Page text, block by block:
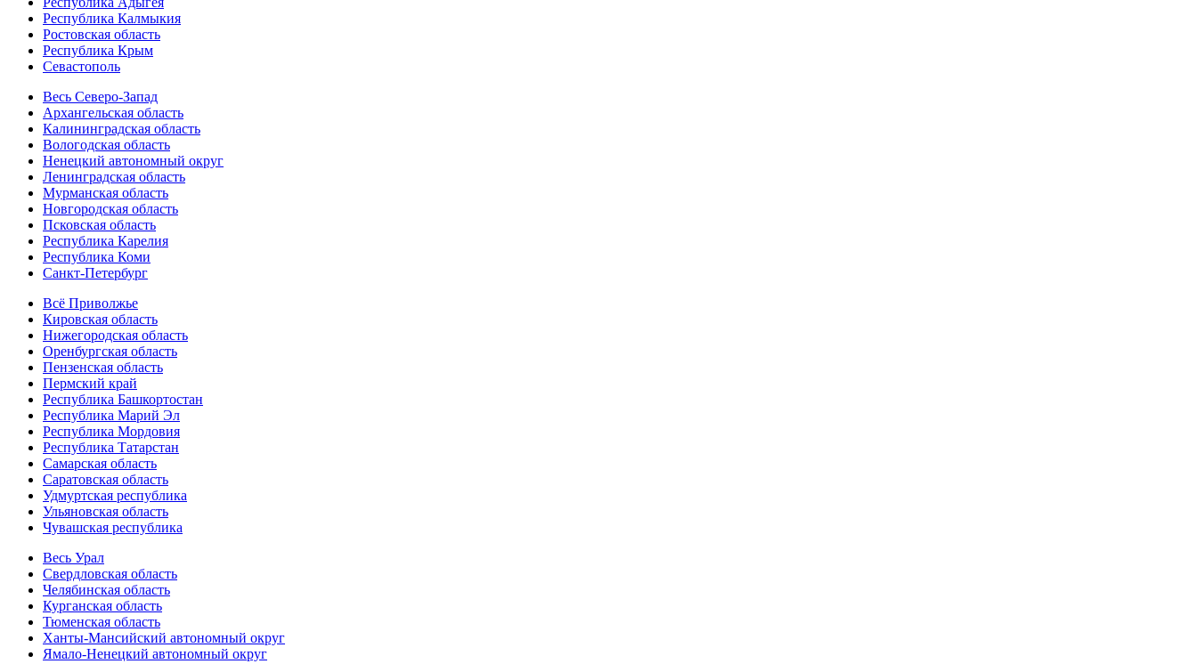
Республика Калмыкия
Ростовская область
Республика Крым
Севастополь
Весь Северо-Запад
Архангельская область
Калининградская область
Вологодская область
Ненецкий автономный округ
Ленинградская область
Мурманская область
Новгородская область
Псковская область
Республика Карелия
Республика Коми
Санкт-Петербург
Всё Приволжье
Кировская область
Нижегородская область
Оренбургская область
Пензенская область
Пермский край
Республика Башкортостан
Республика Марий Эл
Республика Мордовия
Республика Татарстан
Самарская область
Саратовская область
Удмуртская республика
Ульяновская область
Чувашская республика
Весь Урал
Свердловская область
Челябинская область
Курганская область
Тюменская область
Ханты-Мансийский автономный округ
Ямало-Ненецкий автономный округ